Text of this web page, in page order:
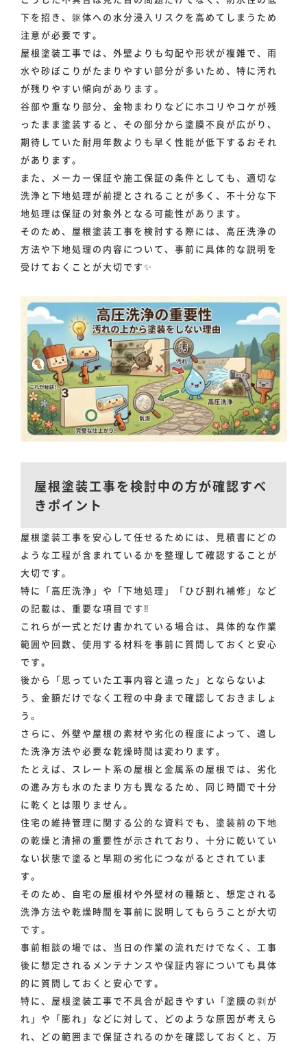
下を招き、躯体への水分浸入リスクを高めてしまうため
注意が必要です。
屋根塗装工事では、外壁よりも勾配や形状が複雑で、雨
水や砂ぼこりがたまりやすい部分が多いため、特に汚れ
が残りやすい傾向があります。
谷部や重なり部分、金物まわりなどにホコリやコケが残
ったまま塗装すると、その部分から塗膜不良が広がり、
期待していた耐用年数よりも早く性能が低下するおそれ
があります。
また、メーカー保証や施工保証の条件としても、適切な
洗浄と下地処理が前提とされることが多く、不十分な下
地処理は保証の対象外となる可能性があります。
そのため、屋根塗装工事を検討する際には、高圧洗浄の
方法や下地処理の内容について、事前に具体的な説明を
受けておくことが大切です✨
屋根塗装工事を検討中の方が確認すべ
きポイント
屋根塗装工事を安心して任せるためには、見積書にどの
ような工程が含まれているかを整理して確認することが
大切です。
特に「高圧洗浄」や「下地処理」「ひび割れ補修」など
の記載は、重要な項目です‼️
これらが一式とだけ書かれている場合は、具体的な作業
範囲や回数、使用する材料を事前に質問しておくと安心
です。
後から「思っていた工事内容と違った」とならないよ
う、金額だけでなく工程の中身まで確認しておきましょ
う。
さらに、外壁や屋根の素材や劣化の程度によって、適し
た洗浄方法や必要な乾燥時間は変わります。
たとえば、スレート系の屋根と金属系の屋根では、劣化
の進み方も水のたまり方も異なるため、同じ時間で十分
に乾くとは限りません。
住宅の維持管理に関する公的な資料でも、塗装前の下地
の乾燥と清掃の重要性が示されており、十分に乾いてい
ない状態で塗ると早期の劣化につながるとされていま
す。
そのため、自宅の屋根材や外壁材の種類と、想定される
洗浄方法や乾燥時間を事前に説明してもらうことが大切
です。
事前相談の場では、当日の作業の流れだけでなく、工事
後に想定されるメンテナンスや保証内容についても具体
的に質問しておくと安心です。
特に、屋根塗装工事で不具合が起きやすい「塗膜の剥が
れ」や「膨れ」などに対して、どのような原因が考えら
れ、どの範囲まで保証されるのかを確認しておくと、万
ホーム
事業事例
スタッフ紹介
会社情報
お知らせ
お問い合わせ